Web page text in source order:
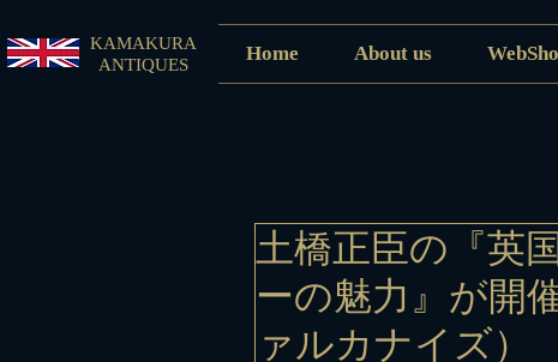
KAMAKURA
ANTIQUES
Home About us
土橋正臣の『英
ーの魅力』が開
ァルカナイズ）